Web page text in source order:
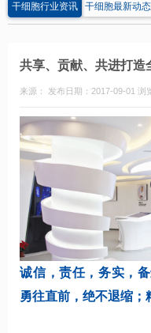
干细胞行业资讯 干细胞最新动态
共享、贡献、共进打造
来源： 发布日期：2017-09-01 浏
诚信，责任，务实，
勇往直前，绝不退缩；